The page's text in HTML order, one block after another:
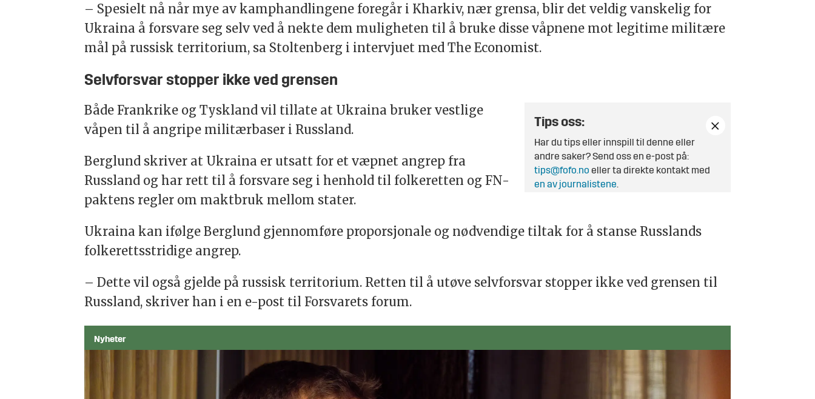
– Spesielt nå når mye av kamphandlingene foregår i Kharkiv, nær grensa, blir det veldig vanskelig for
Ukraina å forsvare seg selv ved å nekte dem muligheten til å bruke disse våpnene mot legitime militære
mål på russisk territorium, sa Stoltenberg i intervjuet med The Economist.
Selvforsvar stopper ikke ved grensen
Tips oss:
Har du tips eller innspill til denne eller
andre saker? Send oss en e-post på:
tips@fofo.no eller ta direkte kontakt med
en av journalistene.
Både Frankrike og Tyskland vil tillate at Ukraina bruker vestlige
våpen til å angripe militærbaser i Russland.
Berglund skriver at Ukraina er utsatt for et væpnet angrep fra
Russland og har rett til å forsvare seg i henhold til folkeretten og FN-
paktens regler om maktbruk mellom stater.
Ukraina kan ifølge Berglund gjennomføre proporsjonale og nødvendige tiltak for å stanse Russlands
folkerettsstridige angrep.
– Dette vil også gjelde på russisk territorium. Retten til å utøve selvforsvar stopper ikke ved grensen til
Russland, skriver han i en e-post til Forsvarets forum.
Nyheter